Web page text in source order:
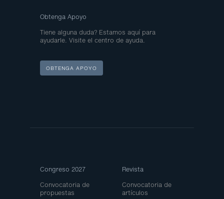
Obtenga Apoyo
Tiene alguna duda? Estamos aquí para
ayudarle. Visite el centro de ayuda.
OBTENGA APOYO
Map
Congreso 2027
Convocatoria de
propuestas
Revista
Convocatoria de
artículos